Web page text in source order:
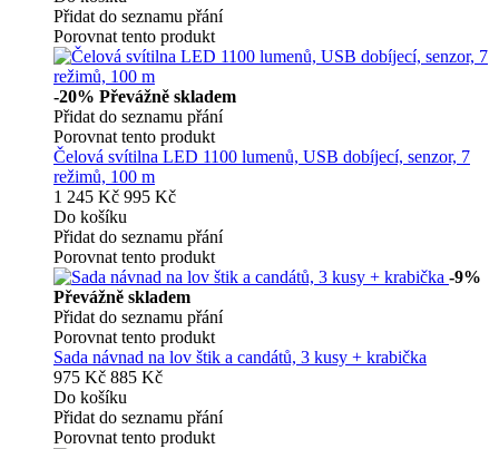
Přidat do seznamu přání
Porovnat tento produkt
-20% Převážně skladem
Přidat do seznamu přání
Porovnat tento produkt
Čelová svítilna LED 1100 lumenů, USB dobíjecí, senzor, 7
režimů, 100 m
1 245 Kč 995 Kč
Do košíku
Přidat do seznamu přání
Porovnat tento produkt
-9%
Převážně skladem
Přidat do seznamu přání
Porovnat tento produkt
Sada návnad na lov štik a candátů, 3 kusy + krabička
975 Kč 885 Kč
Do košíku
Přidat do seznamu přání
Porovnat tento produkt